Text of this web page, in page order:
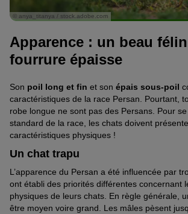
© anya_titanya / stock.adobe.com
Apparence : un beau
fourrure épaisse
Son poil long et fin et son épais sous-poil
caractéristiques de la race Persan. Pourtant,
robe longue ne sont pas des Persans. Pour
standard de la race, les chats doivent
caractéristiques physiques !
Un chat trapu
L’apparence du Persan a été influencée par
ont établi des priorités différentes concernant
physiques de leurs chats. En règle générale,
être moyen voire grand. Les mâles pèsent